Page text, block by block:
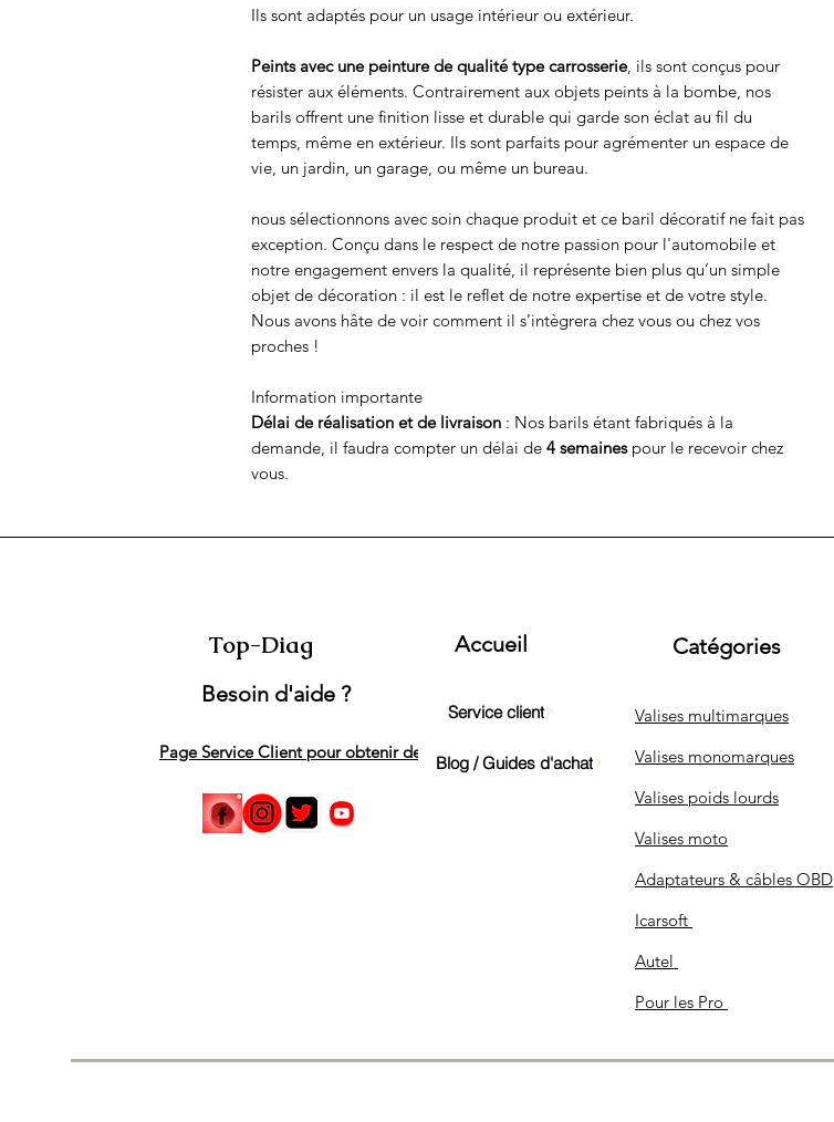
Ils sont adaptés pour un usage intérieur ou extérieur.
Peints avec une peinture de qualité type carrosserie, ils sont conçus pour
résister aux éléments. Contrairement aux objets peints à la bombe, nos
barils offrent une finition lisse et durable qui garde son éclat au fil du
temps, même en extérieur. Ils sont parfaits pour agrémenter un espace de
vie, un jardin, un garage, ou même un bureau.
nous sélectionnons avec soin chaque produit et ce baril décoratif ne fait pas
exception. Conçu dans le respect de notre passion pour l'automobile et
notre engagement envers la qualité, il représente bien plus qu’un simple
objet de décoration : il est le reflet de notre expertise et de votre style.
Nous avons hâte de voir comment il s’intègrera chez vous ou chez vos
proches !
Information importante
Délai de réalisation et de livraison : Nos barils étant fabriqués à la
demande, il faudra compter un délai de 4 semainespour le recevoir chez
vous.
Top-Diag
Besoin d'aide ?
Page Service Client pour obtenir de l'aide
Accueil
Service client
Blog / Guides d'achat
Catégories
Valises multimarques
Valises monomarques
Valises poids lourds
Valises moto
Adaptateurs & câbles OBD
Icarsoft
Autel
Pour les Pro